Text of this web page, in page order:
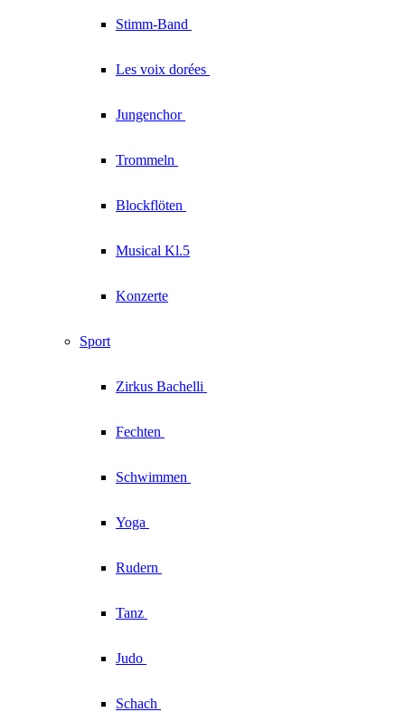
Stimm-Band
Les voix dorées
Jungenchor
Trommeln
Blockflöten
Musical Kl.5
Konzerte
Sport
Zirkus Bachelli
Fechten
Schwimmen
Yoga
Rudern
Tanz
Judo
Schach